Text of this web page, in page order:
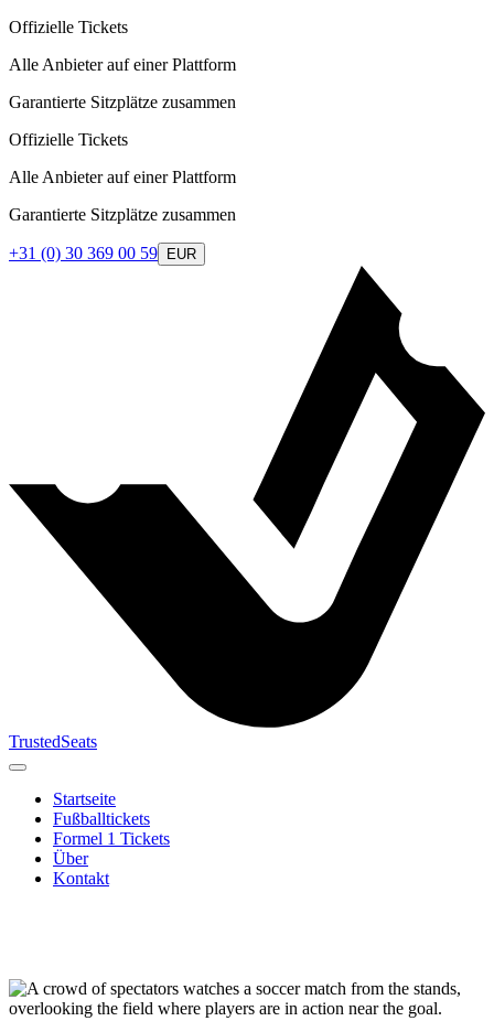
Offizielle Tickets
Alle Anbieter auf einer Plattform
Garantierte Sitzplätze zusammen
Offizielle Tickets
Alle Anbieter auf einer Plattform
Garantierte Sitzplätze zusammen
+31 (0) 30 369 00 59 EUR
TrustedSeats
Startseite
Fußballtickets
Formel 1 Tickets
Über
Kontakt